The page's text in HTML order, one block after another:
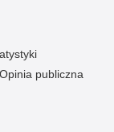
Opinia publiczna